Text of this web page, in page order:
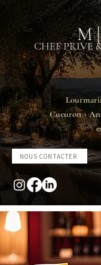
M
CHEF PRIVE
NOUS CONTACTER
Cucuron -